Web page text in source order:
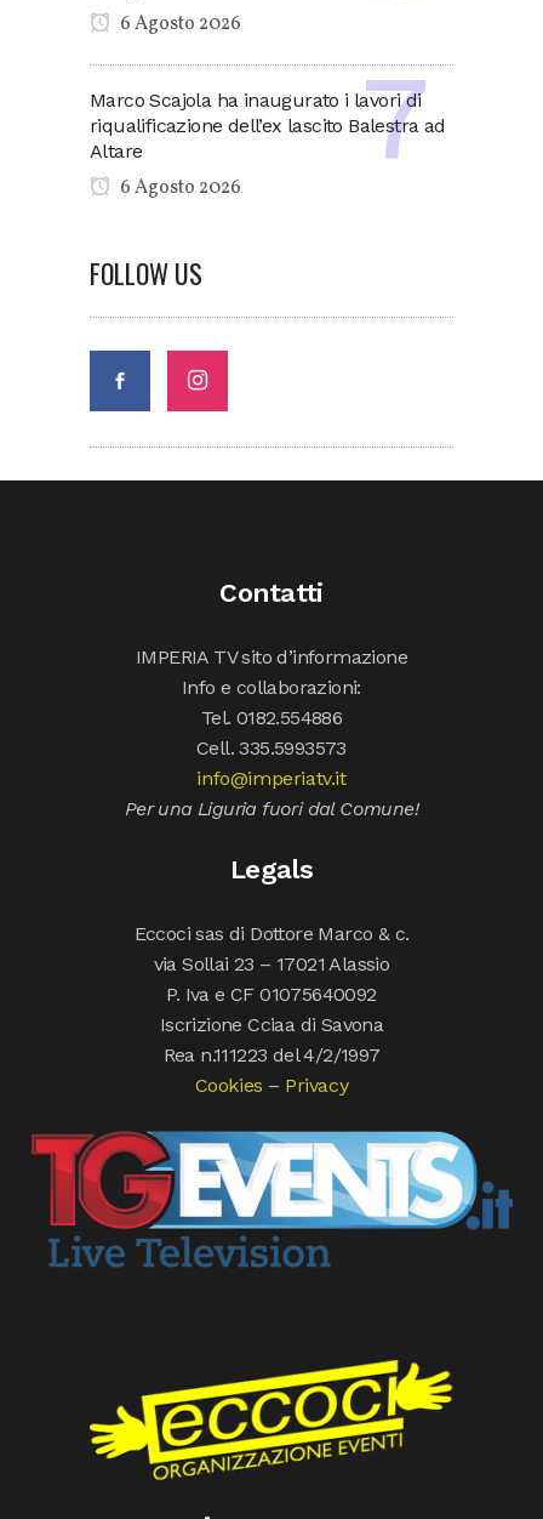
6 Agosto 2026
Marco Scajola ha inaugurato i lavori di
riqualificazione dell’ex lascito Balestra ad
Altare
6 Agosto 2026
FOLLOW US
Contatti
IMPERIA TV sito d’informazione
Info e collaborazioni:
Tel. 0182.554886
Cell. 335.5993573
info@imperiatv.it
Per una Liguria fuori dal Comune!
Legals
Eccoci sas di Dottore Marco & c.
via Sollai 23 – 17021 Alassio
P. Iva e CF 01075640092
Iscrizione Cciaa di Savona
Rea n.111223 del 4/2/1997
Cookies – Privacy